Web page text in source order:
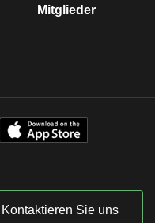
Mitglieder
Kontaktieren Sie uns